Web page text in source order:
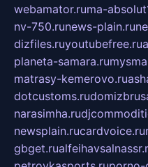
webamator.ruma-
nv-750.runews-plain.ru
dizfiles.ruyoutubefree.ru
planeta-samara.ru
matrasy-kemerovo.ru
dotcustoms.ru
narasimha.ru
newsplain.rucardvoice.ru
gbget.ru